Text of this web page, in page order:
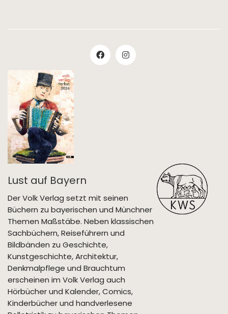
Lust auf Bayern
Der Volk Verlag setzt mit seinen
Büchern zu bayerischen und Münchner
Themen Maßstäbe. Neben klassischen
Sachbüchern, Reiseführern und
Bildbänden zu Geschichte,
Kunstgeschichte, Architektur,
Denkmalpflege und Brauchtum
erscheinen im Volk Verlag auch
Hörbücher und Kalender, Comics,
Kinderbücher und handverlesene